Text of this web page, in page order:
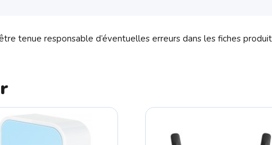
tenue responsable d’éventuelles erreurs dans les fiches